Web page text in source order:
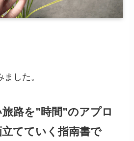
した。
路を”時間”のアプロ
てていく指南書で